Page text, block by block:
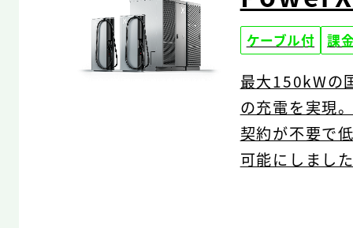
ケーブル付 課
最大150kWの
の充電を実現
契約が不要で
可能にしまし